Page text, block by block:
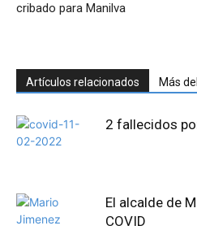
cribado para Manilva
Artículos relacionados Más
2 fallecidos
El alcalde de
COVID